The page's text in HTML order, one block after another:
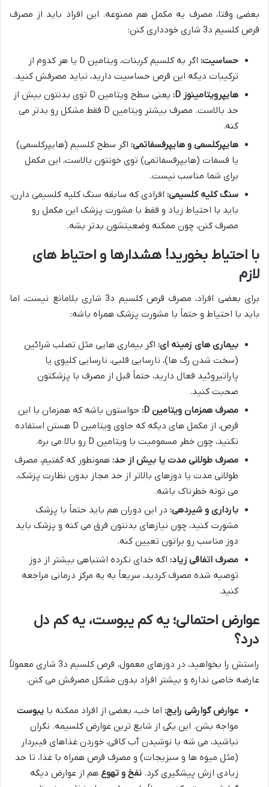
بعضی وقتا، مصرف یه مکمل هم ممنوعه. این افراد باید از مصرف
قرص کلسیم د3 شاری خودداری کنن:
حساسیت:
اگر به کلسیم کربنات، ویتامین D یا هر کدوم از
ترکیبات دیگه این قرص حساسیت دارید، نباید مصرفش کنید.
هایپرویتامینوز D:
یعنی سطح ویتامین D توی بدنتون بیش از
حد بالاست. مصرف بیشتر ویتامین D فقط مشکل رو بدتر می
کنه.
هایپرکلسمی و هایپرفسفاتمی: اگر سطح کلسیم (هایپرکلسمی)
یا فسفات (هایپرفسفاتمی) توی خونتون بالاست، این مکمل
برای شما مناسب نیست.
سنگ کلیه کلسیمی: افرادی که سابقه سنگ کلیه کلسیمی دارن،
باید با احتیاط زیاد و فقط با مشورت پزشک این مکمل رو
مصرف کنن، چون ممکنه وضعیتشون بدتر بشه.
با احتیاط بخورید! هشدارها و احتیاط های
لازم
برای بعضی افراد، مصرف قرص کلسیم د3 شاری بلامانع نیست، اما
باید با احتیاط و حتماً با مشورت پزشک همراه باشه:
بیماری های زمینه ای: اگر بیماری هایی مثل تصلب شرائین
(سخت شدن رگ ها)، نارسایی قلبی، نارسایی کلیوی یا
پاراتیروئید فعال دارید، حتماً قبل از مصرف با پزشکتون
صحبت کنید.
مصرف همزمان ویتامین D:
حواستون باشه که همزمان با این
قرص، از مکمل های دیگه که حاوی ویتامین D هستن استفاده
نکنید، چون خطر مسمومیت با ویتامین D رو بالا می بره.
مصرف طولانی مدت یا بیش از حد: همونطور که گفتیم، مصرف
طولانی مدت یا دوزهای بالاتر از حد مجاز بدون نظارت پزشک،
می تونه خطرناک باشه.
بارداری و شیردهی: در این دوران هم باید حتماً با پزشک
مشورت کنید، چون نیازهای بدنتون فرق می کنه و پزشک باید
دوز مناسب رو براتون تعیین کنه.
مصرف اتفاقی زیاد: اگه خدای نکرده اشتباهی بیشتر از دوز
توصیه شده مصرف کردید، سریعاً به یه مرکز درمانی مراجعه
کنید.
عوارض احتمالی؛ یه کم یبوست، یه کم دل
درد؟
راستش را بخواهید، در دوزهای معمول، قرص کلسیم د3 شاری معمولاً
عارضه خاصی نداره و بیشتر افراد بدون مشکل مصرفش می کنن.
عوارض گوارشی رایج: اما خب، بعضی از افراد ممکنه با یبوست
مواجه بشن. این یکی از شایع ترین عوارض کلسیمه. نگران
نباشید، می شه با نوشیدن آب کافی، خوردن غذاهای فیبردار
(مثل میوه ها و سبزیجات) و مصرف قرص همراه با غذا، تا حد
زیادی ازش پیشگیری کرد. نفخ و تهوع هم از عوارض دیگه